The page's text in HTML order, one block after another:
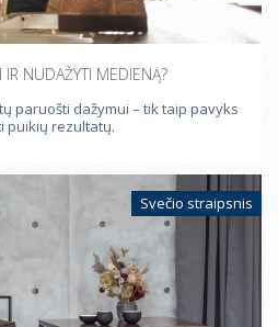
IR NUDAŽYTI MEDIENĄ?
paruošti dažymui – tik taip pavyks
puikių rezultatų.
Svečio straipsnis